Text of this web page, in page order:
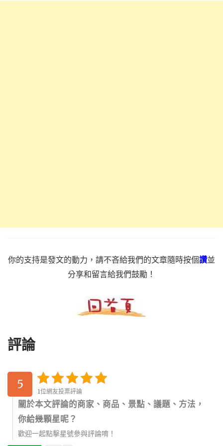
你的支持是發文的動力，請不吝給我們的文章隨時按個讚並
分享和留言給我們鼓勵！
評論
5
1位網友投票評論
關於本文評論的商家、商品、景點、議題、方法，
你給幾顆星呢？
歡迎一起點擊星號參與評論唷！